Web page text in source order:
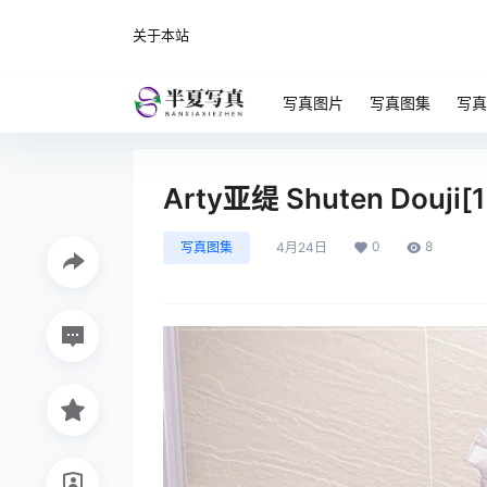
关于本站
写真图片 写真图集 写
Arty亚缇 Shuten
写真图集 4月24日 0 8